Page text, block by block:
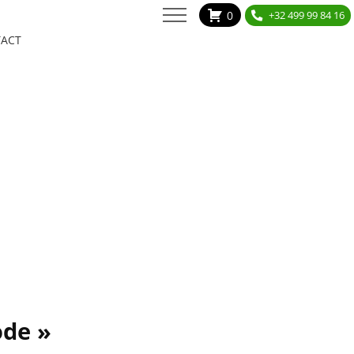
0 +32 499 99 84 16
»